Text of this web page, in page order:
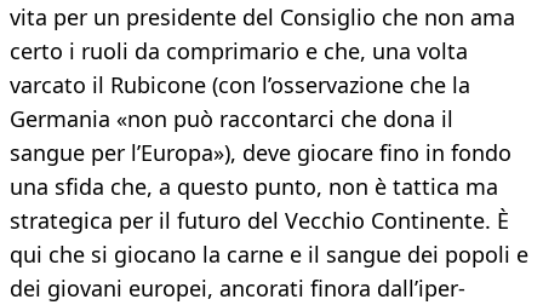
vita per un presidente del Consiglio che non ama
certo i ruoli da comprimario e che, una volta
varcato il Rubicone (con l’osservazione che la
Germania «non può raccontarci che dona il
sangue per l’Europa»), deve giocare fino in fondo
una sfida che, a questo punto, non è tattica ma
strategica per il futuro del Vecchio Continente. È
qui che si giocano la carne e il sangue dei popoli e
dei giovani europei, ancorati finora dall’iper-